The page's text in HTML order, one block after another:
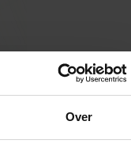
Over